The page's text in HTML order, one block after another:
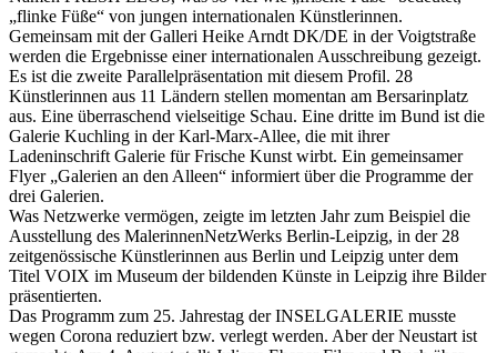
„flinke Füße“ von jungen internationalen Künstlerinnen.
Gemeinsam mit der Galleri Heike Arndt DK/DE in der Voigtstraße
werden die Ergebnisse einer internationalen Ausschreibung gezeigt.
Es ist die zweite Parallelpräsentation mit diesem Profil. 28
Künstlerinnen aus 11 Ländern stellen momentan am Bersarinplatz
aus. Eine überraschend vielseitige Schau. Eine dritte im Bund ist die
Galerie Kuchling in der Karl-Marx-Allee, die mit ihrer
Ladeninschrift Galerie für Frische Kunst wirbt. Ein gemeinsamer
Flyer „Galerien an den Alleen“ informiert über die Programme der
drei Galerien.
Was Netzwerke vermögen, zeigte im letzten Jahr zum Beispiel die
Ausstellung des MalerinnenNetzWerks Berlin-Leipzig, in der 28
zeitgenössische Künstlerinnen aus Berlin und Leipzig unter dem
Titel VOIX im Museum der bildenden Künste in Leipzig ihre Bilder
präsentierten.
Das Programm zum 25. Jahrestag der INSELGALERIE musste
wegen Corona reduziert bzw. verlegt werden. Aber der Neustart ist